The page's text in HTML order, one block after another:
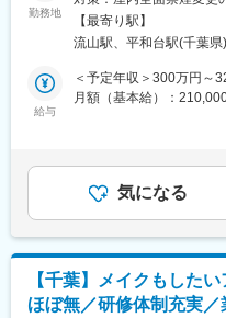
品原薬製造を中心に事業
製薬会社との取引があり
・当社は医薬品原薬を製
創薬にもチャレンジして
託製造にも力を入れてい
学との共同研究のもと、
全性を確認した商品を
変更の範囲：会社の定め
担当エリアのお客様（個
箱）や健康食品の提案を
※既に、取引のあるお客
＜仕事の流れ＞
たり20～30分程度）
・健康相談、新商品・サ
※一部、新たに配置薬を
勤務地
【最寄り駅】
流山駅、平和台駅(千葉
給与
＜予定年収＞300万円～
月額（基本給）：
年収は当社規定に基づき
給：年1回（4月）＜モ
当＋業績連動給→総支給
成や売り上げに対して支
額であり、選考を通じて
固定手当を含めた表記で
気になる
【千葉】メイクもした
ほぼ無／研修体制充実